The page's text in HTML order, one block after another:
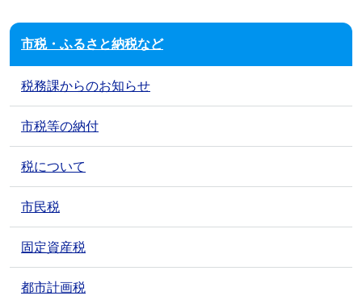
市税・ふるさと納税など
税務課からのお知らせ
市税等の納付
税について
市民税
固定資産税
都市計画税